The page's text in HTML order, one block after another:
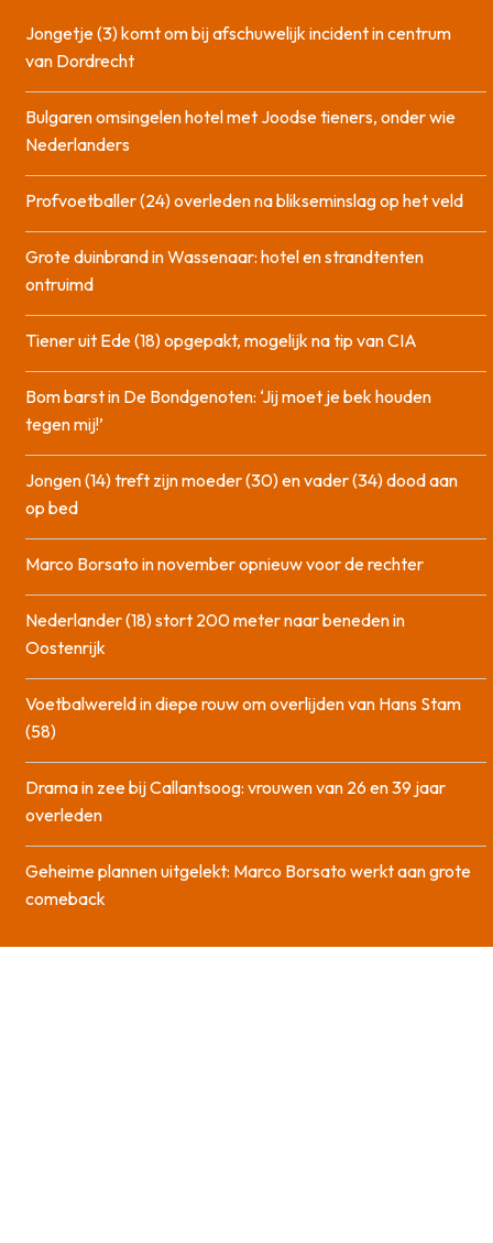
Jongetje (3) komt om bij afschuwelijk incident in centrum
van Dordrecht
Bulgaren omsingelen hotel met Joodse tieners, onder wie
Nederlanders
Profvoetballer (24) overleden na blikseminslag op het veld
Grote duinbrand in Wassenaar: hotel en strandtenten
ontruimd
Tiener uit Ede (18) opgepakt, mogelijk na tip van CIA
Bom barst in De Bondgenoten: ‘Jij moet je bek houden
tegen mij!’
Jongen (14) treft zijn moeder (30) en vader (34) dood aan
op bed
Marco Borsato in november opnieuw voor de rechter
Nederlander (18) stort 200 meter naar beneden in
Oostenrijk
Voetbalwereld in diepe rouw om overlijden van Hans Stam
(58)
Drama in zee bij Callantsoog: vrouwen van 26 en 39 jaar
overleden
Geheime plannen uitgelekt: Marco Borsato werkt aan grote
comeback